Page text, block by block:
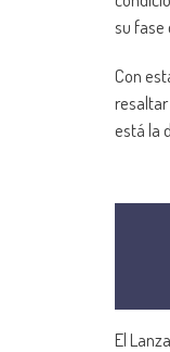
su fase
Con
está la
El